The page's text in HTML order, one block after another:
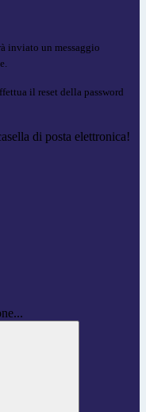
inviato un messaggio
il reset della password
di posta elettronica!